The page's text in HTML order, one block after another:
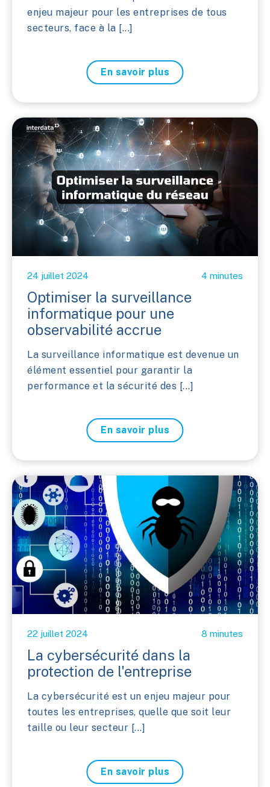
enjeu majeur pour les entreprises de tous
secteurs, face à la [...]
En savoir plus
24 juillet 2024 4 minutes
Optimiser la surveillance
informatique pour une
observabilité accrue
La surveillance informatique est devenue un
élément essentiel pour garantir la
performance et la sécurité des [...]
En savoir plus
22 juillet 2024 8 minutes
La cybersécurité dans la
protection de l'entreprise
La cybersécurité est un enjeu majeur pour
toutes les entreprises, quelle que soit leur
taille ou leur secteur [...]
En savoir plus